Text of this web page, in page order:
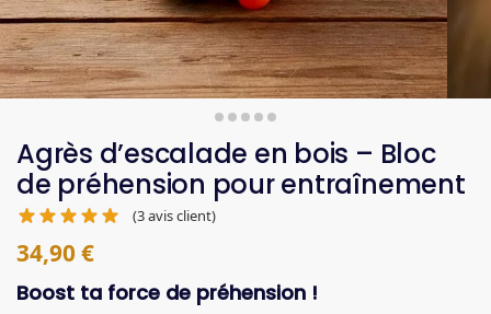
Agrès d’escalade en bois – Bloc
de préhension pour entraînement
(3avis client)
34,90€
Boost ta force de préhension !